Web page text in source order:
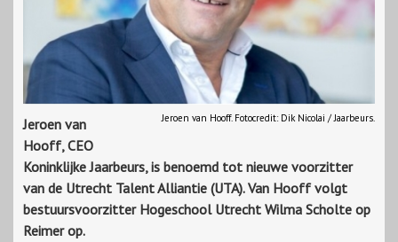
Jeroen van Hooff. Fotocredit: Dik Nicolai / Jaarbeurs.
Jeroen van
Hooff, CEO
Koninklijke Jaarbeurs, is benoemd tot nieuwe voorzitter
van de Utrecht Talent Alliantie (UTA). Van Hooff volgt
bestuursvoorzitter Hogeschool Utrecht Wilma Scholte op
Reimer op.